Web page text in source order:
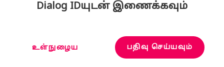
Dialog IDயுடன் இணைக்கவும்
உள்நுழைய பதிவு செய்யவும்